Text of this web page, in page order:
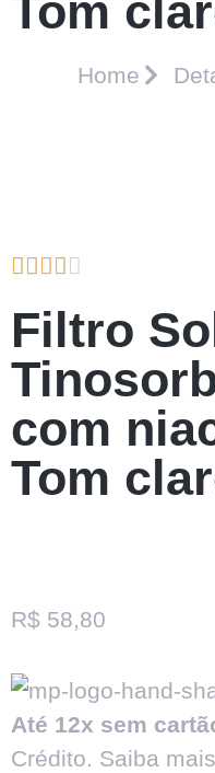
Tom
Home

Filtro
com
Tom
R$ 58,80
Até 12x sem
Crédito. Saiba mais